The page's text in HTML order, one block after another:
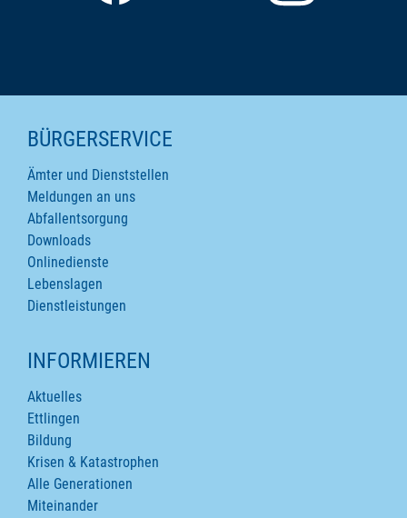
SEITENINHALTE
BÜRGERSERVICE
Ämter und Dienststellen
Meldungen an uns
Abfallentsorgung
Downloads
Onlinedienste
Lebenslagen
Dienstleistungen
INFORMIEREN
Aktuelles
Ettlingen
Bildung
Krisen & Katastrophen
Alle Generationen
Miteinander